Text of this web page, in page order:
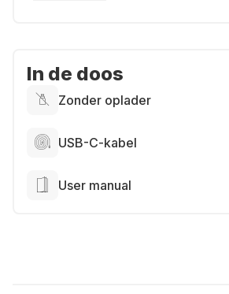
In de doos
Zonder oplader
USB-C-kabel
User manual